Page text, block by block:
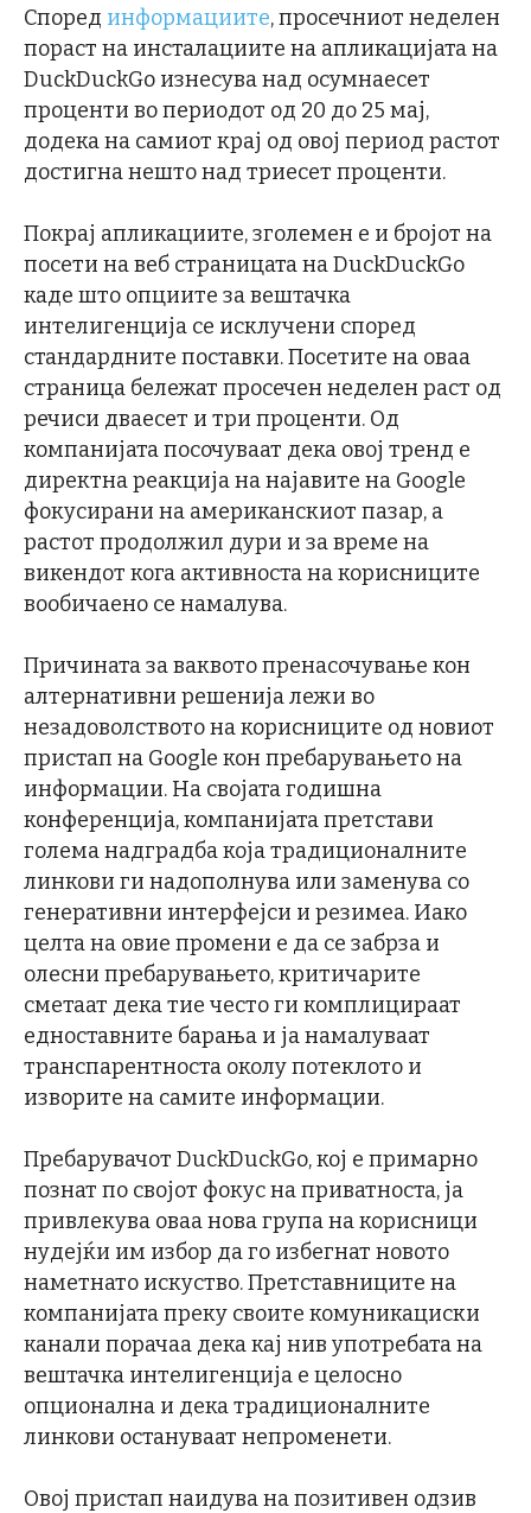
Според информациите, просечниот неделен
пораст на инсталациите на апликацијата на
DuckDuckGo изнесува над осумнаесет
проценти во периодот од 20 до 25 мај,
додека на самиот крај од овој период растот
достигна нешто над триесет проценти.
Покрај апликациите, зголемен е и бројот на
посети на веб страницата на DuckDuckGo
каде што опциите за вештачка
интелигенција се исклучени според
стандардните поставки. Посетите на оваа
страница бележат просечен неделен раст од
речиси дваесет и три проценти. Од
компанијата посочуваат дека овој тренд е
директна реакција на најавите на Google
фокусирани на американскиот пазар, а
растот продолжил дури и за време на
викендот кога активноста на корисниците
вообичаено се намалува.
Причината за ваквото пренасочување кон
алтернативни решенија лежи во
незадоволството на корисниците од новиот
пристап на Google кон пребарувањето на
информации. На својата годишна
конференција, компанијата претстави
голема надградба која традиционалните
линкови ги надополнува или заменува со
генеративни интерфејси и резимеа. Иако
целта на овие промени е да се забрза и
олесни пребарувањето, критичарите
сметаат дека тие често ги комплицираат
едноставните барања и ја намалуваат
транспарентноста околу потеклото и
изворите на самите информации.
Пребарувачот DuckDuckGo, кој е примарно
познат по својот фокус на приватноста, ја
привлекува оваа нова група на корисници
нудејќи им избор да го избегнат новото
наметнато искуство. Претставниците на
компанијата преку своите комуникациски
канали порачаа дека кај нив употребата на
вештачка интелигенција е целосно
опционална и дека традиционалните
линкови остануваат непроменети.
Овој пристап наидува на позитивен одзив